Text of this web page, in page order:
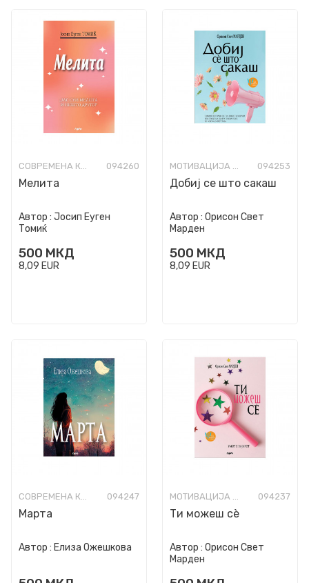
СОВРЕМЕНА КНИЖЕВНОСТ 094260
Мелита
Автор : Јосип Еуген
Томиќ
500 МКД
8,09 EUR
МОТИВАЦИЈА И САМОПОМОШ 094253
Добиј се што сакаш
Автор : Орисон Свет
Марден
500 МКД
8,09 EUR
СОВРЕМЕНА КНИЖЕВНОСТ 094247
Марта
Автор : Елиза Ожешкова
МОТИВАЦИЈА И САМОПОМОШ 094237
Ти можеш сè
Автор : Орисон Свет
Марден